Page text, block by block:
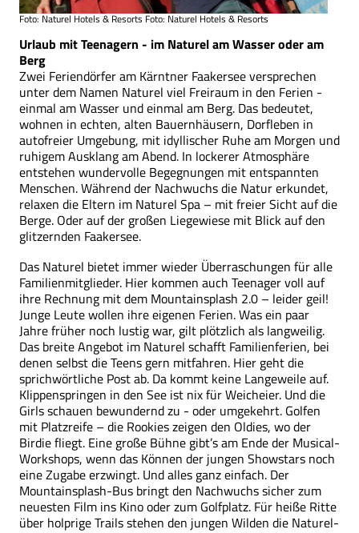
Foto: Naturel Hotels & Resorts Foto: Naturel Hotels & Resorts
Urlaub mit Teenagern - im Naturel am Wasser oder am
Berg
Zwei Feriendörfer am Kärntner Faakersee versprechen
unter dem Namen Naturel viel Freiraum in den Ferien -
einmal am Wasser und einmal am Berg. Das bedeutet,
wohnen in echten, alten Bauernhäusern, Dorfleben in
autofreier Umgebung, mit idyllischer Ruhe am Morgen und
ruhigem Ausklang am Abend. In lockerer Atmosphäre
entstehen wundervolle Begegnungen mit entspannten
Menschen. Während der Nachwuchs die Natur erkundet,
relaxen die Eltern im Naturel Spa – mit freier Sicht auf die
Berge. Oder auf der großen Liegewiese mit Blick auf den
glitzernden Faakersee.
Das Naturel bietet immer wieder Überraschungen für alle
Familienmitglieder. Hier kommen auch Teenager voll auf
ihre Rechnung mit dem Mountainsplash 2.0 – leider geil!
Junge Leute wollen ihre eigenen Ferien. Was ein paar
Jahre früher noch lustig war, gilt plötzlich als langweilig.
Das breite Angebot im Naturel schafft Familienferien, bei
denen selbst die Teens gern mitfahren. Hier geht die
sprichwörtliche Post ab. Da kommt keine Langeweile auf.
Klippenspringen in den See ist nix für Weicheier. Und die
Girls schauen bewundernd zu - oder umgekehrt. Golfen
mit Platzreife – die Rookies zeigen den Oldies, wo der
Birdie fliegt. Eine große Bühne gibt’s am Ende der Musical-
Workshops, wenn das Können der jungen Showstars noch
eine Zugabe erzwingt. Und alles ganz einfach. Der
Mountainsplash-Bus bringt den Nachwuchs sicher zum
neuesten Film ins Kino oder zum Golfplatz. Für heiße Ritte
über holprige Trails stehen den jungen Wilden die Naturel-